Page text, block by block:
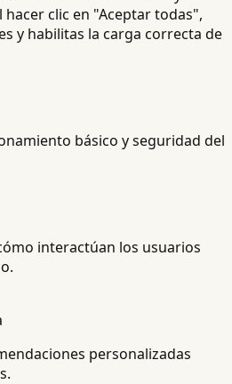
clic en "Aceptar todas",
y habilitas la carga correcta de
básico y seguridad del
interactúan los usuarios
personalizadas